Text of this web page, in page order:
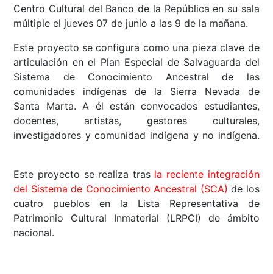
Centro Cultural del Banco de la República en su sala
múltiple el jueves 07 de junio a las 9 de la mañana.
Este proyecto se configura como una pieza clave de
articulación en el Plan Especial de Salvaguarda del
Sistema de Conocimiento Ancestral de las
comunidades indígenas de la Sierra Nevada de
Santa Marta. A él están convocados estudiantes,
docentes, artistas, gestores culturales,
investigadores y comunidad indígena y no indígena.
Este proyecto se realiza tras la reciente integración
del Sistema de Conocimiento Ancestral (SCA) de los
cuatro pueblos en la Lista Representativa de
Patrimonio Cultural Inmaterial (LRPCI) de ámbito
nacional.